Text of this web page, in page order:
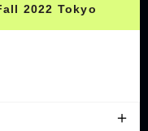
2022 Tokyo